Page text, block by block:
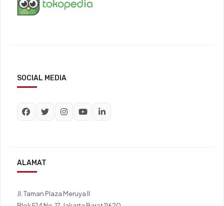
SOCIAL MEDIA
ALAMAT
Jl. Taman Plaza Meruya II